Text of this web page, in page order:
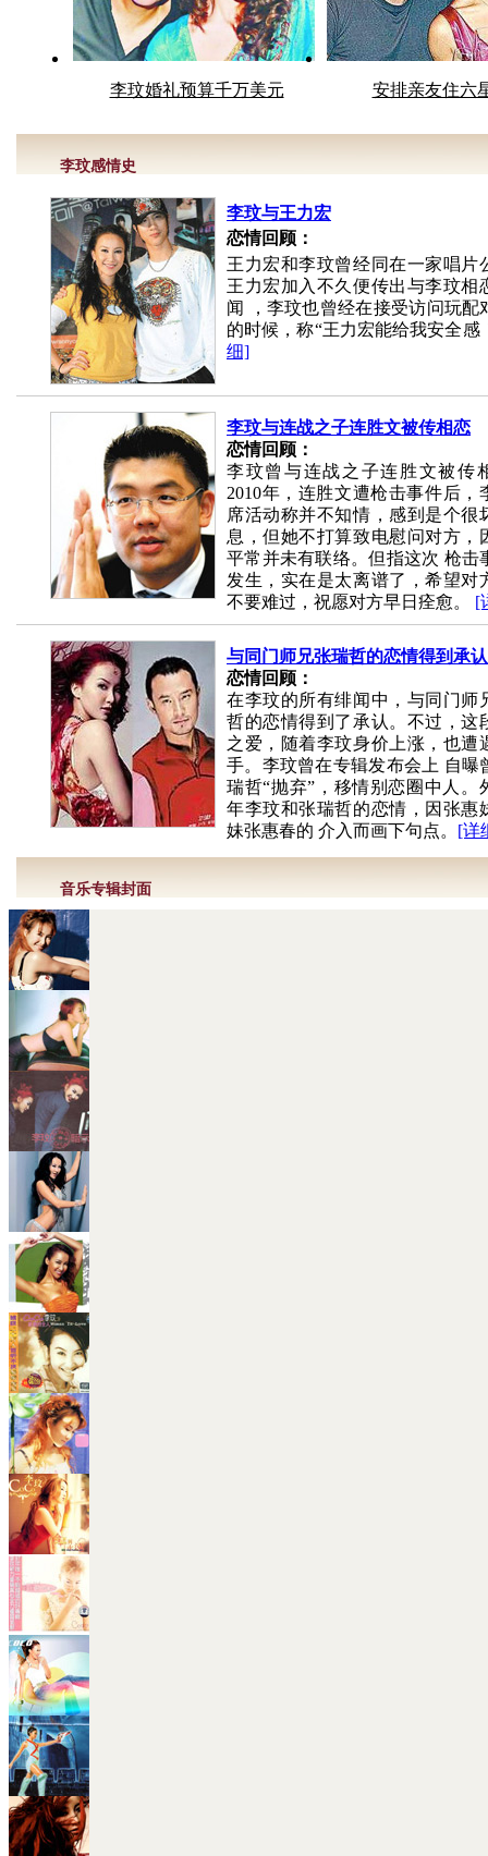
李玟婚礼预算千万美元 安排亲友住六
李玟感情史
李玟与王力宏
恋情回顾：
王力宏和李玟曾经同在一家唱片
王力宏加入不久便传出与李玟相
闻 ，李玟也曾经在接受访问玩配
的时候，称“王力宏能给我安全感
细]
李玟与连战之子连胜文被传相恋
恋情回顾：
李玟曾与连战之子连胜文被传
2010年，连胜文遭枪击事件后，
席活动称并不知情，感到是个很
息，但她不打算致电慰问对方，
平常并未有联络。但指这次 枪击
发生，实在是太离谱了，希望对
不要难过，祝愿对方早日痊愈。 [
与同门师兄张瑞哲的恋情得到承认
恋情回顾：
在李玟的所有绯闻中，与同门师
哲的恋情得到了承认。不过，这
之爱，随着李玟身价上涨，也遭
手。李玟曾在专辑发布会上 自曝
瑞哲“抛弃”，移情别恋圈中人。
年李玟和张瑞哲的恋情，因张惠
妹张惠春的 介入而画下句点。 [详
音乐专辑封面